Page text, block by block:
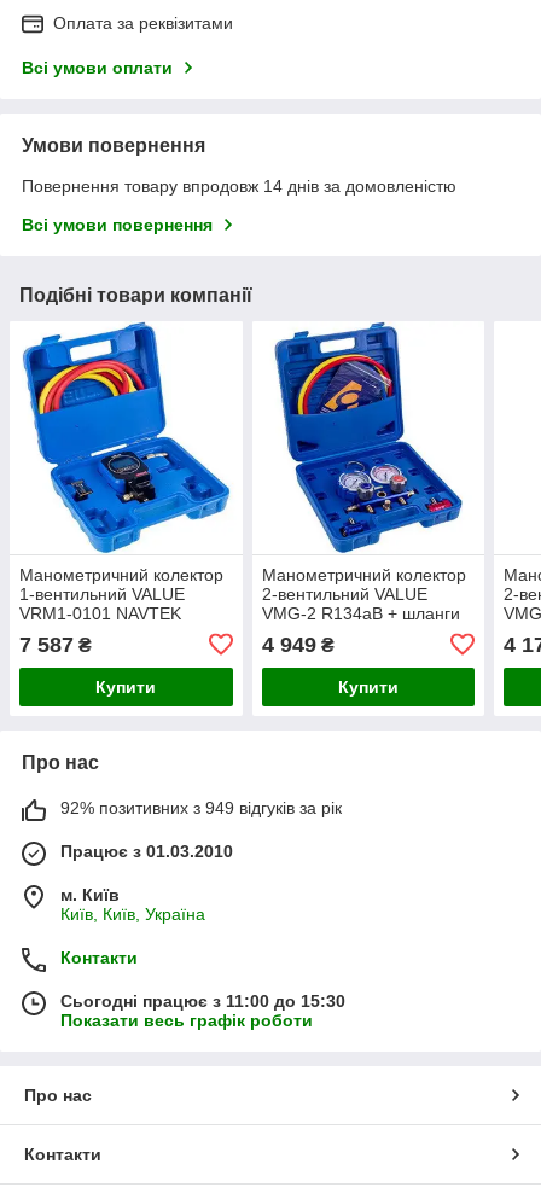
Оплата за реквізитами
Всі умови оплати
Умови повернення
Повернення товару впродовж 14 днів за домовленістю
Всі умови повернення
Подібні товари компанії
Манометричний колектор
1-вентильний VALUE
VRM1-0101 NAVTEK
(електронний манометр) +
шланги 2шт.
7 587 ₴
Купити
Манометричний колектор
2-вентильний VALUE
VMG-2 R134aВ + шланги
3шт.x900mm + автомуфти
2шт. (R134a)
4 949₴
Купити
2-
4
Про нас
92% позитивних з 949 відгуків за рік
Працює з 01.03.2010
м. Київ
Київ, Київ, Україна
Контакти
Сьогодні працює з 11:00 до 15:30
Показати весь графік роботи
Про нас
Контакти